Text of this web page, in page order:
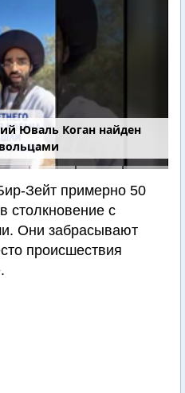
Юваль Коган найден
Зейт примерно 50
столкновение с
Они забрасывают
происшествия